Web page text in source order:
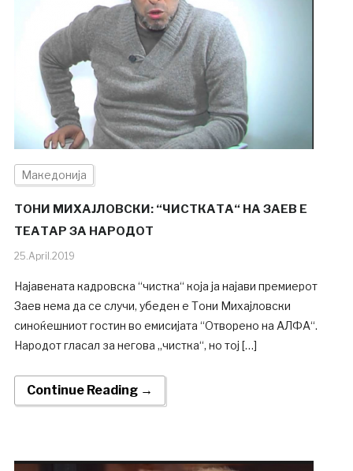
Македонија
ТОНИ МИХАЈЛОВСКИ: “ЧИСТКАТА“ НА ЗАЕВ Е
ТЕАТАР ЗА НАРОДОТ
25.April.2019
Најавената кадровска “чистка“ која ја најави премиерот
Заев нема да се случи, убеден е Тони Михајловски
синоќешниот гостин во емисијата “Отворено на АЛФА“.
Народот гласал за негова „чистка“, но тој […]
Continue Reading →